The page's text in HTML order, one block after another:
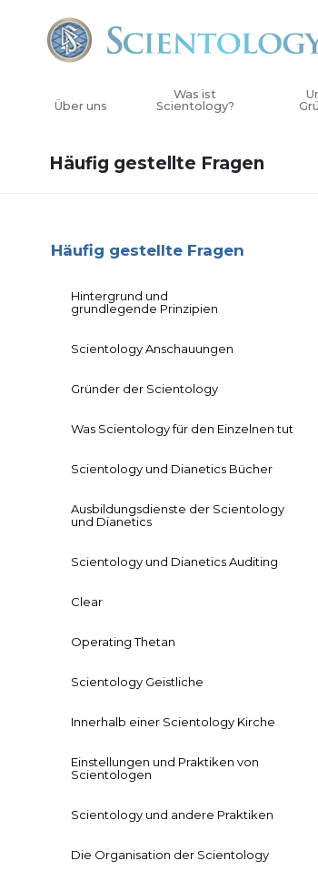
Über uns
Was ist
Scientology?
Häufig gestellte Fragen
Häufig gestellte Fragen
Hintergrund und
grundlegende Prinzipien
Scientology Anschauungen
Gründer der Scientology
Was Scientology für den Einzelnen tut
Scientology und Dianetics Bücher
Ausbildungsdienste der Scientology
und Dianetics
Scientology und Dianetics Auditing
Clear
Operating Thetan
Scientology Geistliche
Innerhalb einer Scientology Kirche
Einstellungen und Praktiken von
Scientologen
Scientology und andere Praktiken
Die Organisation der Scientology